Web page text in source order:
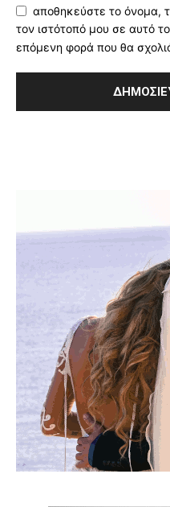
αποθηκεύστε το όνομα,
τον ιστότοπό μου σε αυτό
επόμενη φορά που θα